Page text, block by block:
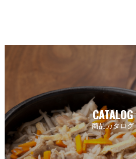
CATALOG
商品カタログ